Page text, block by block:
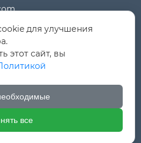
Зона экономического
район), провинция
для улучшения
этот сайт, вы
все